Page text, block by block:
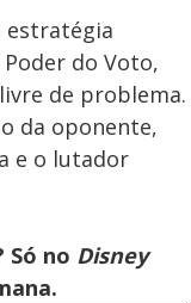
estratégia
do Voto,
de problema.
da oponente,
e o lutador
Só no Disney